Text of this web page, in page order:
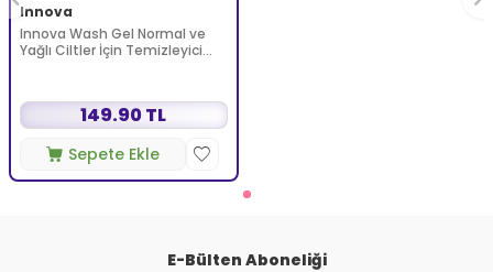
Innova
Innova Wash Gel Normal ve
Yağlı Ciltler İçin Temizleyici
149.90 TL
Sepete Ekle
E-Bülten Aboneliği